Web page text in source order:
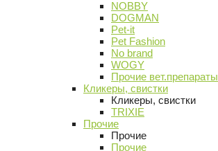
NOBBY
DOGMAN
Pet-it
Pet Fashion
No brand
WOGY
Прочие вет.препараты
Кликеры, свистки
Кликеры, свистки
TRIXIE
Прочие
Прочие
Прочие